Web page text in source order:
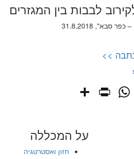
לבבות בין המגזרים
סבא", 31.8.2018
>>
Email
WhatsApp
PrintFriendly
על המכללה
חזון ואסטרטגיה